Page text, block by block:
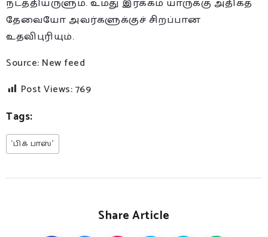
தேவையோ அவர்களுக்குச் சிறப்பான
உதவிபுரியும்.
Source: New feed
Post Views:769
Tags:
‘பிக் பாஸ்’
Share Article